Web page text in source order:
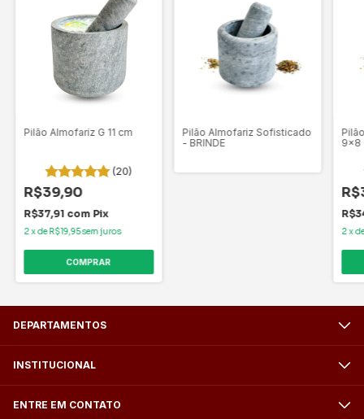
Pilão Almofariz G 11 cm
(20)
R$39,90
R$37,91 com Pix
2xde R$19,95sem juros
Pilão Almofariz Sofisticado
- BRINDE
9x8
2x
DEPARTAMENTOS
INSTITUCIONAL
ENTRE EM CONTATO